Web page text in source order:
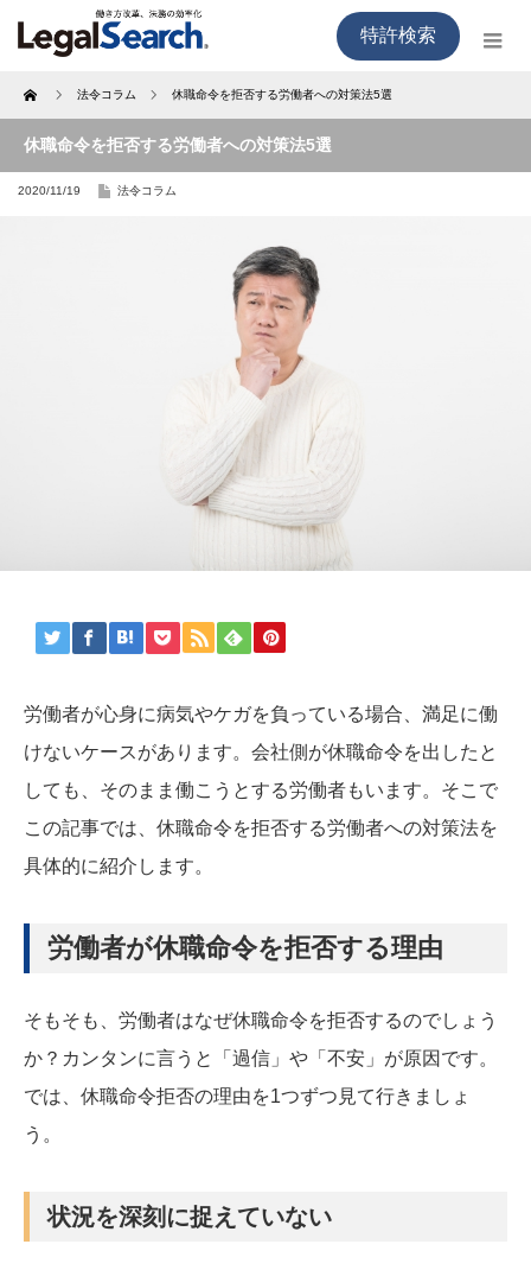
特許検索
Home 法令コラム 休職命令を拒否する労働者への対策法5選
休職命令を拒否する労働者への対策法5選
2020/11/19 法令コラム
労働者が心身に病気やケガを負っている場合、満足に働
けないケースがあります。会社側が休職命令を出したと
しても、そのまま働こうとする労働者もいます。そこで
この記事では、休職命令を拒否する労働者への対策法を
具体的に紹介します。
労働者が休職命令を拒否する理由
そもそも、労働者はなぜ休職命令を拒否するのでしょう
か？カンタンに言うと「過信」や「不安」が原因です。
では、休職命令拒否の理由を1つずつ見て行きましょ
う。
状況を深刻に捉えていない